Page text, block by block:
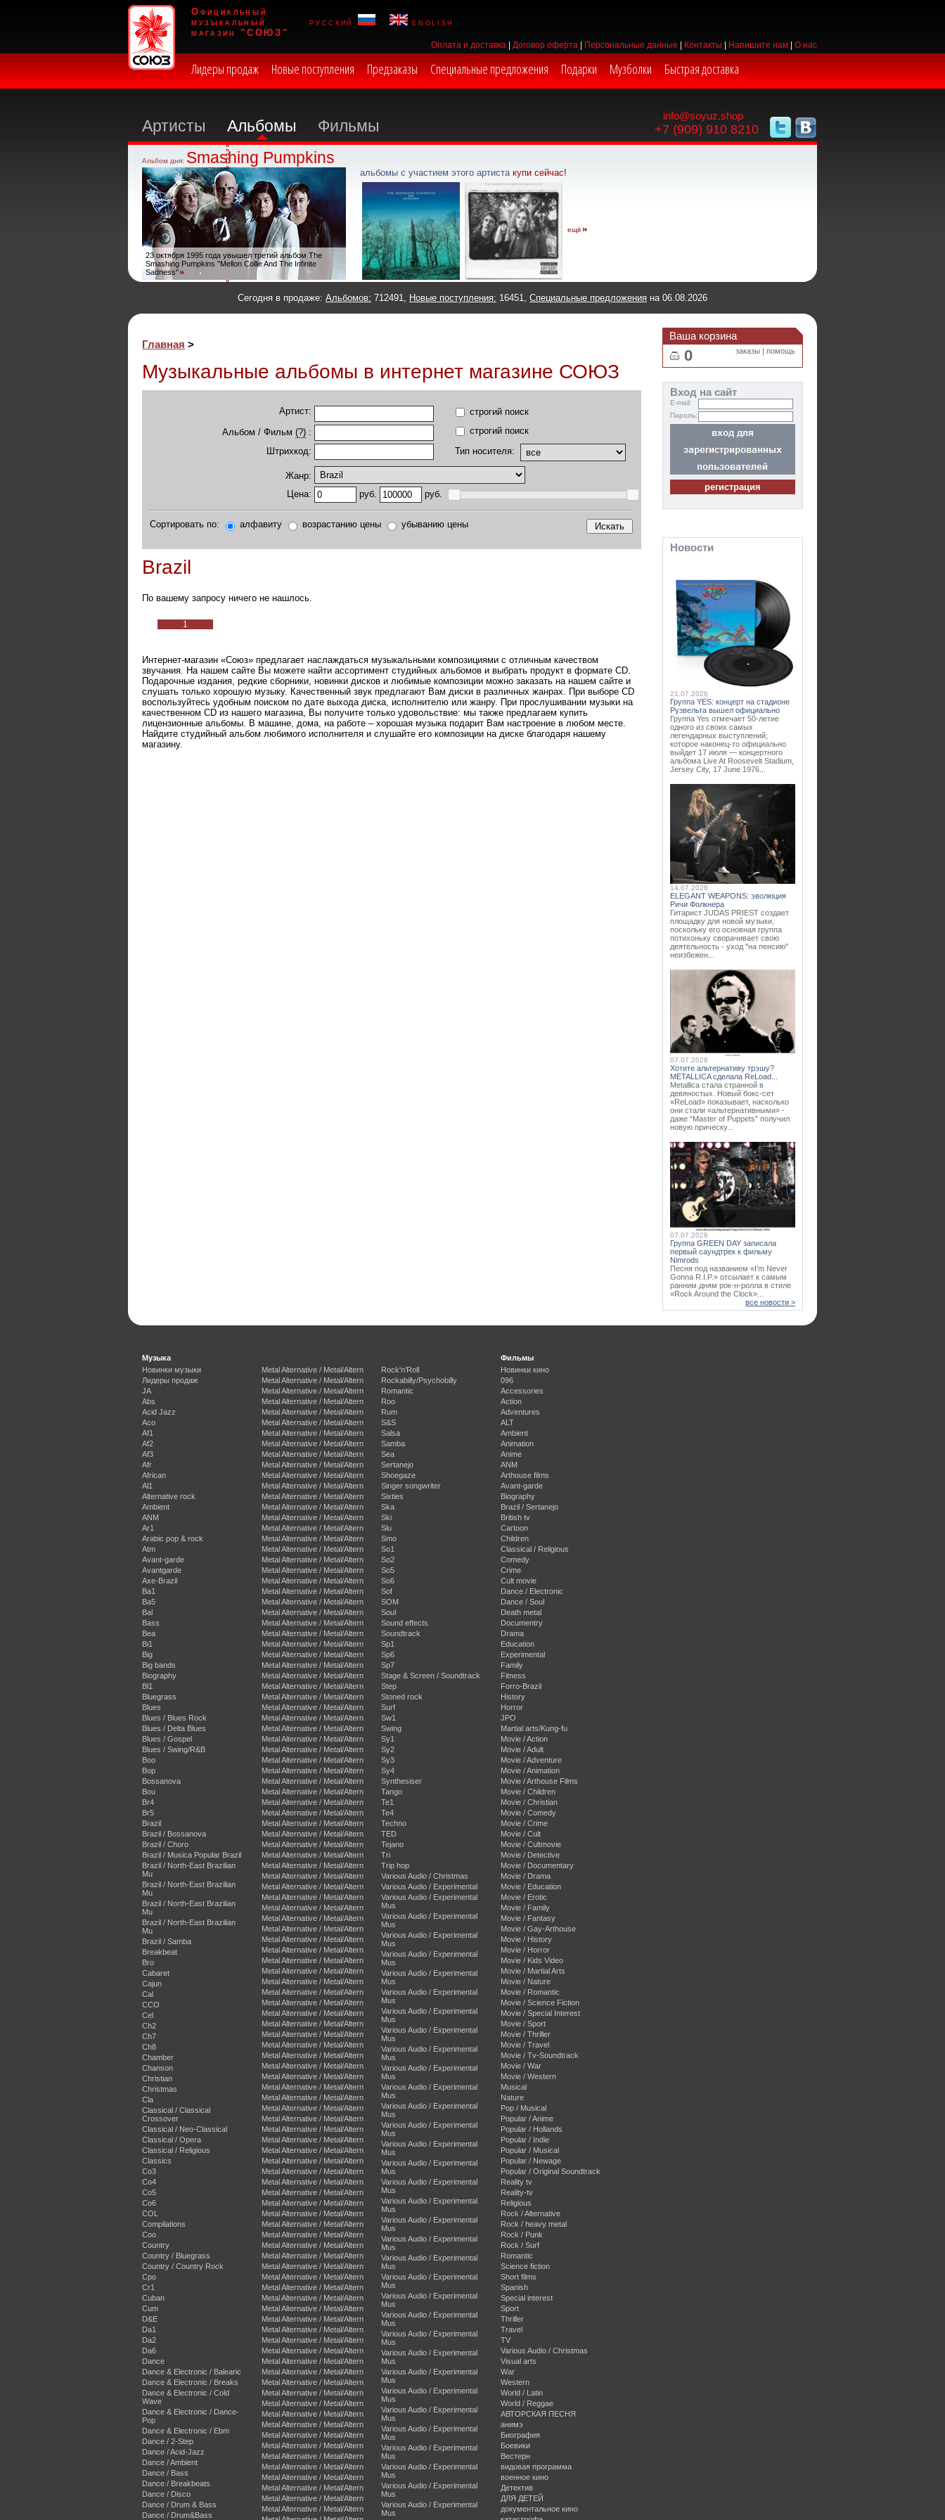
Официальный
музыкальный
магазин "СОЮЗ"
русский english
Оплата и доставка Договор оферта Персональные данные Контакты Напишите нам О нас
Лидеры продаж Новые поступления Предзаказы Специальные предложения Подарки Музболки Быстрая доставка
info@soyuz.shop
+7 (909) 910 8210
Артисты Альбомы Фильмы
Альбом дня: Smashing Pumpkins
23 октября 1995 года увышел третий альбом The
Smashing Pumpkins "Mellon Collie And The Infinite
Sadness"
альбомы с участием этого артиста купи сейчас!
ещё
Сегодня в продаже: Альбомов: 712491, Новые поступления: 16451, Специальные предложения на 06.08.2026
Главная >
Музыкальные альбомы в интернет магазине СОЮЗ
Артист:
строгий поиск
Альбом / Фильм (?) :
строгий поиск
Штрихкод:
Тип носителя:
Жанр:
Цена:
руб. руб.
Сортировать по: алфавиту возрастанию цены убыванию цены
Brazil
По вашему запросу ничего не нашлось.
1
Интернет-магазин «Союз» предлагает наслаждаться музыкальными композициями с отличным качеством
звучания. На нашем сайте Вы можете найти ассортимент студийных альбомов и выбрать продукт в формате CD.
Подарочные издания, редкие сборники, новинки дисков и любимые композиции можно заказать на нашем сайте и
слушать только хорошую музыку. Качественный звук предлагают Вам диски в различных жанрах. При выборе CD
воспользуйтесь удобным поиском по дате выхода диска, исполнителю или жанру. При прослушивании музыки на
качественном CD из нашего магазина, Вы получите только удовольствие: мы также предлагаем купить
лицензионные альбомы. В машине, дома, на работе – хорошая музыка подарит Вам настроение в любом месте.
Найдите студийный альбом любимого исполнителя и слушайте его композиции на диске благодаря нашему
магазину.
Ваша корзина
0 заказы | помощь
Вход на сайт
E-mail:
Пароль:
Новости
21.07.2026
Группа YES: концерт на стадионе
Рузвельта вышел официально
Группа Yes отмечает 50-летие
одного из своих самых
легендарных выступлений,
которое наконец-то официально
выйдет 17 июля — концертного
альбома Live At Roosevelt Stadium,
Jersey City, 17 June 1976...
14.07.2026
ELEGANT WEAPONS: эволюция
Ричи Фолкнера
Гитарист JUDAS PRIEST создает
площадку для новой музыки,
поскольку его основная группа
потихоньку сворачивает свою
деятельность - уход "на пенсию"
неизбежен...
07.07.2026
Хотите альтернативу трэшу?
METALLICA сделала ReLoad...
Metallica стала странной в
девяностых. Новый бокс-сет
«ReLoad» показывает, насколько
они стали «альтернативными» -
даже “Master of Puppets” получил
новую прическу...
07.07.2026
Группа GREEN DAY записала
первый саундтрек к фильму
Nimrods
Песня под названием «I’m Never
Gonna R.I.P.» отсылает к самым
ранним дням рок-н-ролла в стиле
«Rock Around the Clock»...
все новости >
Музыка
Новинки музыки
Лидеры продаж
JA
Abs
Acid Jazz
Aco
Af1
Af2
Af3
Afr
African
Al1
Alternative rock
Ambient
ANM
Ar1
Arabic pop & rock
Atm
Avant-garde
Avantgarde
Axe-Brazil
Ba1
Ba5
Bal
Bass
Bea
Bi1
Big
Big bands
Biography
Bl1
Bluegrass
Blues
Blues / Blues Rock
Blues / Delta Blues
Blues / Gospel
Blues / Swing/R&B
Boo
Bop
Bossanova
Bou
Br4
Br5
Brazil
Brazil / Bossanova
Brazil / Choro
Brazil / Musica Popular Brazil
Brazil / North-East Brazilian
Mu
Brazil / North-East Brazilian
Mu
Brazil / North-East Brazilian
Mu
Brazil / North-East Brazilian
Mu
Brazil / Samba
Breakbeat
Bro
Cabaret
Cajun
Cal
CCO
Cel
Ch2
Ch7
Ch8
Chamber
Chanson
Christian
Christmas
Cla
Classical / Classical
Crossover
Classical / Neo-Classical
Classical / Opera
Classical / Religious
Classics
Co3
Co4
Co5
Co6
COL
Compilations
Coo
Country
Country / Bluegrass
Country / Country Rock
Cpo
Cr1
Cuban
Cum
D&E
Da1
Da2
Da6
Dance
Dance & Electronic / Balearic
Dance & Electronic / Breaks
Dance & Electronic / Cold
Wave
Dance & Electronic / Dance-
Pop
Dance & Electronic / Ebm
Dance / 2-Step
Dance / Acid-Jazz
Dance / Ambient
Dance / Bass
Dance / Breakbeats
Dance / Disco
Dance / Drum & Bass
Dance / Drum&Bass
Metal Alternative / Metal/Altern
Metal Alternative / Metal/Altern
Metal Alternative / Metal/Altern
Metal Alternative / Metal/Altern
Metal Alternative / Metal/Altern
Metal Alternative / Metal/Altern
Metal Alternative / Metal/Altern
Metal Alternative / Metal/Altern
Metal Alternative / Metal/Altern
Metal Alternative / Metal/Altern
Metal Alternative / Metal/Altern
Metal Alternative / Metal/Altern
Metal Alternative / Metal/Altern
Metal Alternative / Metal/Altern
Metal Alternative / Metal/Altern
Metal Alternative / Metal/Altern
Metal Alternative / Metal/Altern
Metal Alternative / Metal/Altern
Metal Alternative / Metal/Altern
Metal Alternative / Metal/Altern
Metal Alternative / Metal/Altern
Metal Alternative / Metal/Altern
Metal Alternative / Metal/Altern
Metal Alternative / Metal/Altern
Metal Alternative / Metal/Altern
Metal Alternative / Metal/Altern
Metal Alternative / Metal/Altern
Metal Alternative / Metal/Altern
Metal Alternative / Metal/Altern
Metal Alternative / Metal/Altern
Metal Alternative / Metal/Altern
Metal Alternative / Metal/Altern
Metal Alternative / Metal/Altern
Metal Alternative / Metal/Altern
Metal Alternative / Metal/Altern
Metal Alternative / Metal/Altern
Metal Alternative / Metal/Altern
Metal Alternative / Metal/Altern
Metal Alternative / Metal/Altern
Metal Alternative / Metal/Altern
Metal Alternative / Metal/Altern
Metal Alternative / Metal/Altern
Metal Alternative / Metal/Altern
Metal Alternative / Metal/Altern
Metal Alternative / Metal/Altern
Metal Alternative / Metal/Altern
Metal Alternative / Metal/Altern
Metal Alternative / Metal/Altern
Metal Alternative / Metal/Altern
Metal Alternative / Metal/Altern
Metal Alternative / Metal/Altern
Metal Alternative / Metal/Altern
Metal Alternative / Metal/Altern
Metal Alternative / Metal/Altern
Metal Alternative / Metal/Altern
Metal Alternative / Metal/Altern
Metal Alternative / Metal/Altern
Metal Alternative / Metal/Altern
Metal Alternative / Metal/Altern
Metal Alternative / Metal/Altern
Metal Alternative / Metal/Altern
Metal Alternative / Metal/Altern
Metal Alternative / Metal/Altern
Metal Alternative / Metal/Altern
Metal Alternative / Metal/Altern
Metal Alternative / Metal/Altern
Metal Alternative / Metal/Altern
Metal Alternative / Metal/Altern
Metal Alternative / Metal/Altern
Metal Alternative / Metal/Altern
Metal Alternative / Metal/Altern
Metal Alternative / Metal/Altern
Metal Alternative / Metal/Altern
Metal Alternative / Metal/Altern
Metal Alternative / Metal/Altern
Metal Alternative / Metal/Altern
Metal Alternative / Metal/Altern
Metal Alternative / Metal/Altern
Metal Alternative / Metal/Altern
Metal Alternative / Metal/Altern
Metal Alternative / Metal/Altern
Metal Alternative / Metal/Altern
Metal Alternative / Metal/Altern
Metal Alternative / Metal/Altern
Metal Alternative / Metal/Altern
Metal Alternative / Metal/Altern
Metal Alternative / Metal/Altern
Metal Alternative / Metal/Altern
Metal Alternative / Metal/Altern
Metal Alternative / Metal/Altern
Metal Alternative / Metal/Altern
Metal Alternative / Metal/Altern
Metal Alternative / Metal/Altern
Metal Alternative / Metal/Altern
Metal Alternative / Metal/Altern
Metal Alternative / Metal/Altern
Metal Alternative / Metal/Altern
Metal Alternative / Metal/Altern
Metal Alternative / Metal/Altern
Metal Alternative / Metal/Altern
Metal Alternative / Metal/Altern
Metal Alternative / Metal/Altern
Metal Alternative / Metal/Altern
Metal Alternative / Metal/Altern
Metal Alternative / Metal/Altern
Metal Alternative / Metal/Altern
Metal Alternative / Metal/Altern
Metal Alternative / Metal/Altern
Metal Alternative / Metal/Altern
Rock'n'Roll
Rockabilly/Psychobilly
Romantic
Roo
Rum
S&S
Salsa
Samba
Sea
Sertanejo
Shoegaze
Singer songwriter
Sixties
Ska
Ski
Slu
Smo
So1
So2
So5
So6
Sof
SOM
Soul
Sound effects
Soundtrack
Sp1
Sp6
Sp7
Stage & Screen / Soundtrack
Step
Stoned rock
Surf
Sw1
Swing
Sy1
Sy2
Sy3
Sy4
Synthesiser
Tango
Te1
Te4
Techno
TED
Tejano
Tri
Trip hop
Various Audio / Christmas
Various Audio / Experimental
Various Audio / Experimental
Mus
Various Audio / Experimental
Mus
Various Audio / Experimental
Mus
Various Audio / Experimental
Mus
Various Audio / Experimental
Mus
Various Audio / Experimental
Mus
Various Audio / Experimental
Mus
Various Audio / Experimental
Mus
Various Audio / Experimental
Mus
Various Audio / Experimental
Mus
Various Audio / Experimental
Mus
Various Audio / Experimental
Mus
Various Audio / Experimental
Mus
Various Audio / Experimental
Mus
Various Audio / Experimental
Mus
Various Audio / Experimental
Mus
Various Audio / Experimental
Mus
Various Audio / Experimental
Mus
Various Audio / Experimental
Mus
Various Audio / Experimental
Mus
Various Audio / Experimental
Mus
Various Audio / Experimental
Mus
Various Audio / Experimental
Mus
Various Audio / Experimental
Mus
Various Audio / Experimental
Mus
Various Audio / Experimental
Mus
Various Audio / Experimental
Mus
Various Audio / Experimental
Mus
Various Audio / Experimental
Mus
Various Audio / Experimental
Mus
Various Audio / Experimental
Mus
Various Audio / Experimental
Mus
Various Audio / Experimental
Mus
Фильмы
Новинки кино
096
Accessories
Action
Adventures
ALT
Ambient
Animation
Anime
ANM
Arthouse films
Avant-garde
Biography
Brazil / Sertanejo
British tv
Cartoon
Children
Classical / Religious
Comedy
Crime
Cult movie
Dance / Electronic
Dance / Soul
Death metal
Documentry
Drama
Education
Experimental
Family
Fitness
Forro-Brazil
History
Horror
JPO
Martial arts/Kung-fu
Movie / Action
Movie / Adult
Movie / Adventure
Movie / Animation
Movie / Arthouse Films
Movie / Children
Movie / Christian
Movie / Comedy
Movie / Crime
Movie / Cult
Movie / Cultmovie
Movie / Detective
Movie / Documentary
Movie / Drama
Movie / Education
Movie / Erotic
Movie / Family
Movie / Fantasy
Movie / Gay-Arthouse
Movie / History
Movie / Horror
Movie / Kids Video
Movie / Martial Arts
Movie / Nature
Movie / Romantic
Movie / Science Fiction
Movie / Special Interest
Movie / Sport
Movie / Thriller
Movie / Travel
Movie / Tv-Soundtrack
Movie / War
Movie / Western
Musical
Nature
Pop / Musical
Popular / Anime
Popular / Hollands
Popular / Indie
Popular / Musical
Popular / Newage
Popular / Original Soundtrack
Reality tv
Reality-tv
Religious
Rock / Alternative
Rock / heavy metal
Rock / Punk
Rock / Surf
Romantic
Science fiction
Short films
Spanish
Special interest
Sport
Thriller
Travel
TV
Various Audio / Christmas
Visual arts
War
Western
World / Latin
World / Reggae
АВТОРСКАЯ ПЕСНЯ
анимэ
Биография
Боевики
Вестерн
видовая программа
военное кино
Детектив
ДЛЯ ДЕТЕЙ
документальное кино